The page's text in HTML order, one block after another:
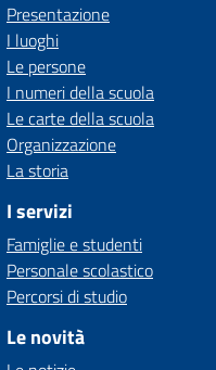
Presentazione
I luoghi
Le persone
I numeri della scuola
Le carte della scuola
Organizzazione
La storia
I servizi
Famiglie e studenti
Personale scolastico
Percorsi di studio
Le novità